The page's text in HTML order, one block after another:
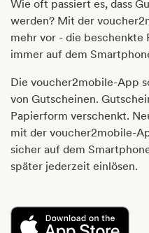
Wie oft passiert es, dass
werden? Mit der
mehr vor - die beschenkte
immer auf dem
Die voucher2mobile-App
von Gutscheinen.
Papierform verschenkt.
mit der voucher2mobile-
sicher auf dem
später jederzeit einlösen.